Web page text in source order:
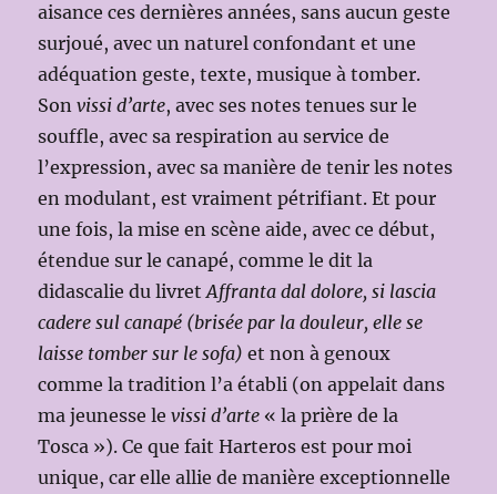
aisance ces dernières années, sans aucun geste
surjoué, avec un naturel confondant et une
adéquation geste, texte, musique à tomber.
Sonvissi d’arte, avec ses notes tenues sur le
souffle, avec sa respiration au service de
l’expression, avec sa manière de tenir les notes
en modulant, est vraiment pétrifiant. Et pour
une fois, la mise en scène aide, avec ce début,
étendue sur le canapé, comme le dit la
didascalie du livretAffranta dal dolore, si lascia
cadere sul canapé (brisée par la douleur, elle se
laisse tomber sur le sofa) et non à genoux
comme la tradition l’a établi (on appelait dans
ma jeunesse le vissi d’arte « la prière de la
Tosca »). Ce que fait Harteros est pour moi
unique, car elle allie de manière exceptionnelle